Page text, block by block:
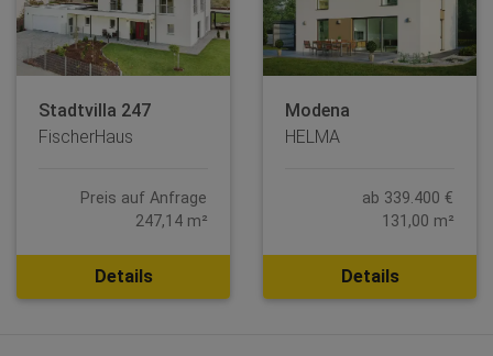
Stadtvilla 247
FischerHaus
Preis auf Anfrage
247,14 m²
Details
Modena
HELMA
ab 339.400 €
131,00 m²
Details